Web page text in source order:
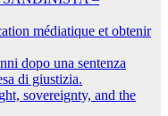
médiatique et obtenir
dopo una sentenza
di giustizia.
sovereignty, and the